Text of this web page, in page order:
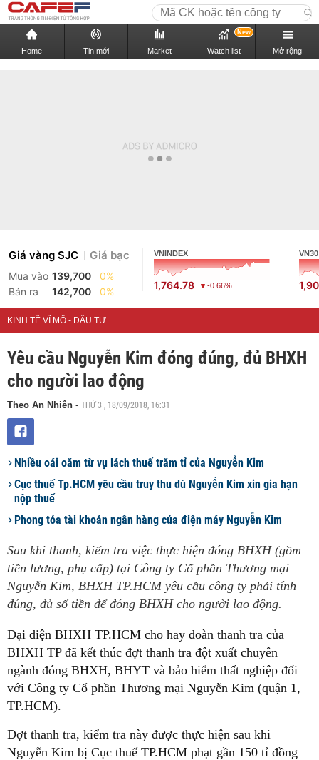
Home Tin mới Market Watch list
New
Mở rộng
Giá vàng SJC Giá bạc
Mua vào 139,700
0%
Bán ra
142,700 0%
VNINDEX
1,764.78 -0.66%
VN30
KINH TẾ VĨ MÔ - ĐẦU TƯ
Yêu cầu Nguyễn Kim đóng đúng, đủ BHXH
cho người lao động
Theo An Nhiên - THỨ 3 , 18/09/2018, 16:31
Nhiều oái oăm từ vụ lách thuế trăm tỉ của Nguyễn Kim
Cục thuế Tp.HCM yêu cầu truy thu dù Nguyễn Kim xin gia hạn
nộp thuế
Phong tỏa tài khoản ngân hàng của điện máy Nguyễn Kim
Sau khi thanh, kiểm tra việc thực hiện đóng BHXH (gồm
tiền lương, phụ cấp) tại Công ty Cổ phần Thương mại
Nguyễn Kim, BHXH TP.HCM yêu cầu công ty phải tính
đúng, đủ số tiền để đóng BHXH cho người lao động.
Đại diện BHXH TP.HCM cho hay đoàn thanh tra của
BHXH TP đã kết thúc đợt thanh tra đột xuất chuyên
ngành đóng BHXH, BHYT và bảo hiểm thất nghiệp đối
với Công ty Cổ phần Thương mại Nguyễn Kim (quận 1,
TP.HCM).
Đợt thanh tra, kiểm tra này được thực hiện sau khi
Nguyễn Kim bị Cục thuế TP.HCM phạt gần 150 tỉ đồng